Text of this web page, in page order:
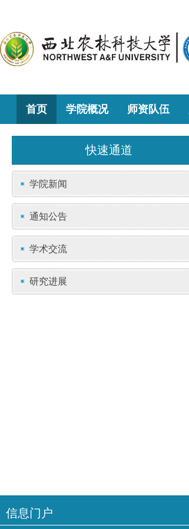
首页 学院概况 师资队伍
快速通道
学院新闻
通知公告
学术交流
研究进展
信息门户